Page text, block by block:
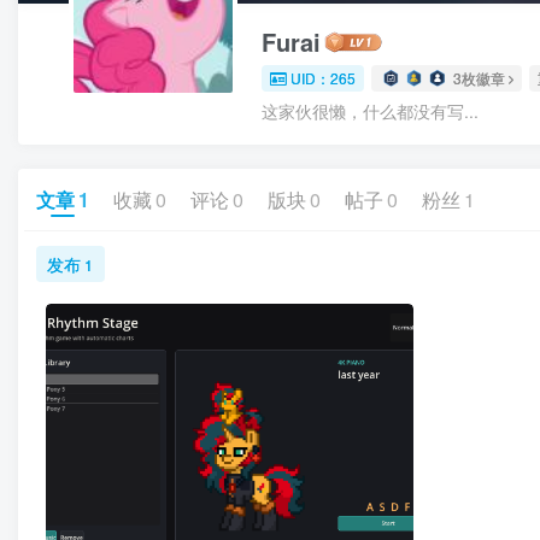
Furai
UID：265 3枚徽章
这家伙很懒，什么都没有写...
文章1 收藏 0 评论 0 版块 0 帖子 0 粉丝 1
发布 1